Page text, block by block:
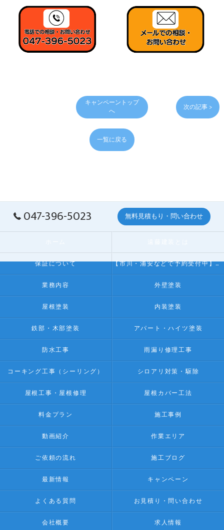
キャンペーントップ
へ
次の記事 >
一覧に戻る
047-396-5023 無料見積もり・問い合わせ
保証について 【市川・浦安などで予約受付中】無料子ども塗装体験
業務内容 外壁塗装
屋根塗装 内装塗装
鉄部・木部塗装 アパート・ハイツ塗装
防水工事 雨漏り修理工事
コーキング工事（シーリング） シロアリ対策・駆除
屋根工事・屋根修理 屋根カバー工法
料金プラン 施工事例
動画紹介 作業エリア
ご依頼の流れ 施工ブログ
最新情報 キャンペーン
よくある質問 お見積り・問い合わせ
会社概要 求人情報